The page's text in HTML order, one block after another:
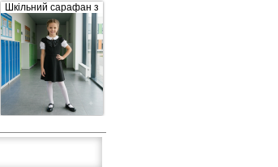
Шкільний сарафан з
брошкою, чорний